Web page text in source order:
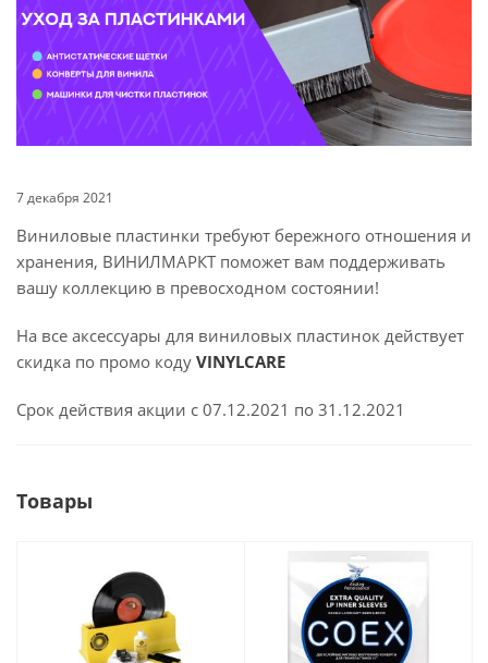
7 декабря 2021
Виниловые пластинки требуют бережного отношения и
хранения, ВИНИЛМАРКТ поможет вам поддерживать
вашу коллекцию в превосходном состоянии!
На все аксессуары для виниловых пластинок действует
скидка по промо коду VINYLCARE
Срок действия акции с 07.12.2021 по 31.12.2021
Товары